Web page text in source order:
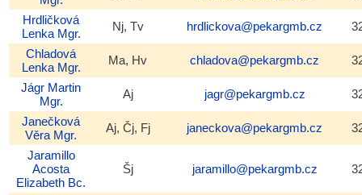
Hrdličková
Lenka Mgr.
Nj, Tv hrdlickova@pekargmb.cz
Chladová
Lenka Mgr.
Ma, Hv chladova@pekargmb.cz
Jágr Martin
Mgr.
Aj jagr@pekargmb.cz
Janečková
Věra Mgr.
Aj, Čj, Fj janeckova@pekargmb.cz
Jaramillo
Acosta
Elizabeth Bc.
Šj jaramillo@pekargmb.cz